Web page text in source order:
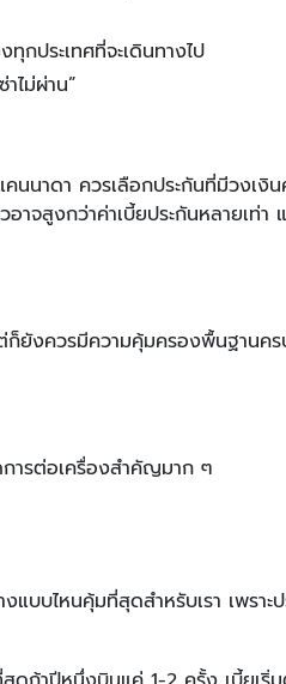
กประเทศที่จะเดินทางไป
ไม่ผ่าน”
คนนาดา ควรเลือกประกันที่มีวงเ
าจสูงกว่าค่าเบี้ยประกันหลายเท่า
ยังควรมีความคุ้มครองพื้นฐานค
การต่อเครื่องสำคัญมาก ๆ
แบบไหนคุ้มที่สุดสำหรับเรา เพรา